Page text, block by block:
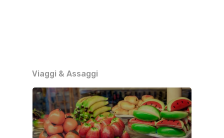
Viaggi & Assaggi